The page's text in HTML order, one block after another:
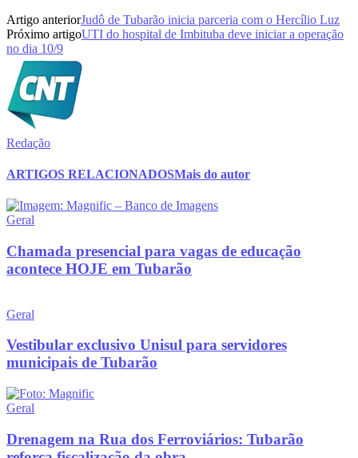
Artigo anteriorJudô de Tubarão inicia parceria com o Hercílio Luz
Próximo artigoUTI do hospital de Imbituba deve iniciar a operação
no dia 10/9
Redação
ARTIGOS RELACIONADOSMais do autor
Geral
Chamada presencial para vagas de educação
acontece HOJE em Tubarão
Geral
Vestibular exclusivo Unisul para servidores
municipais de Tubarão
Geral
Drenagem na Rua dos Ferroviários: Tubarão